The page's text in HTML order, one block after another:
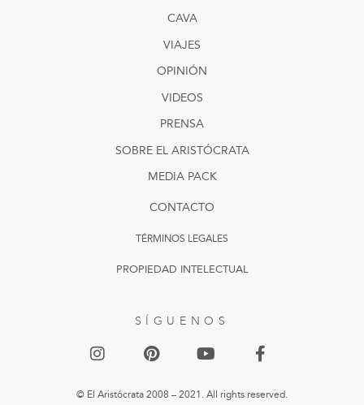
CAVA
VIAJES
OPINIÓN
VIDEOS
PRENSA
SOBRE EL ARISTÓCRATA
MEDIA PACK
SÍGUENOS
© El Aristócrata 2008 – 2021. All rights reserved.
PROPIEDAD INTELECTUAL
TÉRMINOS LEGALES
CONTACTO